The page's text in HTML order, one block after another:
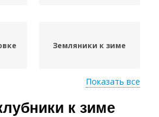
Земляники к зиме
Удобрения для
клубники
Показать все
к зиме